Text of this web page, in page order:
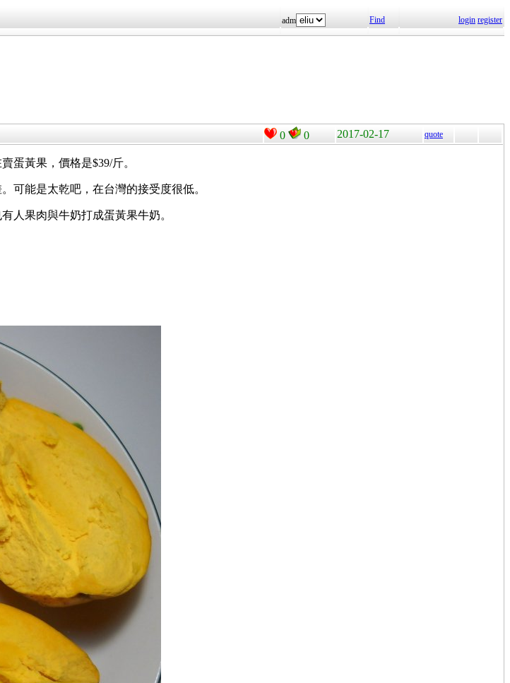
adm Find login register
0 0 2017-02-17 quote
蛋黃果，價格是$39/斤。
可能是太乾吧，在台灣的接受度很低。
人果肉與牛奶打成蛋黃果牛奶。